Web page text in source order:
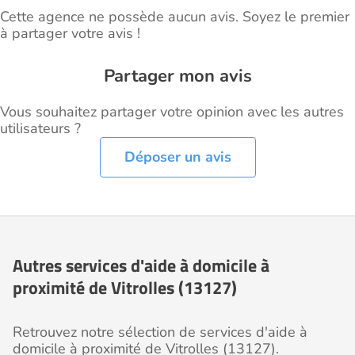
Cette agence ne possède aucun avis. Soyez le premier
à partager votre avis !
Partager mon avis
Vous souhaitez partager votre opinion avec les autres
utilisateurs ?
Déposer un avis
Autres services d'aide à domicile à
proximité de Vitrolles (13127)
Retrouvez notre sélection de services d'aide à
domicile à proximité de Vitrolles (13127).